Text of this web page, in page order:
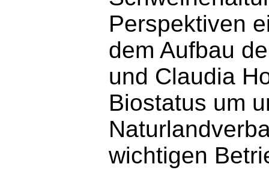
Perspektiven
dem Aufbau
und Claudia
Biostatus um
wichtigen